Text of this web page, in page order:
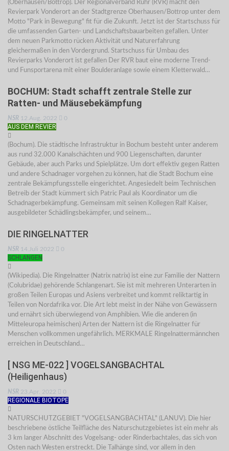
(Oberhausen/Bottrop). Der Regionalverband Ruhr (RVR) macht den
Revierpark Vonderort an der Stadtgrenze Oberhausen/Bottrop unter dem
Motto "Park in Bewegung" fit für die Zukunft. Jetzt ist der Startschuss für
die umfassenden Garten- und Landschaftsbauarbeiten gefallen. Unter
dem neuen Parkmotto rücken Aktivität und Naturerfahrung
gleichermaßen in den Vordergrund. Startschuss für Umbau des
Revierparks Vonderort ist gefallen Der RVR baut eine moderne Trend-
und Funsportarena mit einer Boulderanlage sowie einem Kletterwald…
BOCHUM: Stadt schafft zentrale Stelle zur
Ratten- und Mäusebekämpfung
NSR 12.Aug. 2022 0
AUS DEM REVIER
(Bochum). Die städtische Infrastruktur in Bochum besteht unter anderem
aus rund 32.000 Kanalschächten und 900 Liegenschaften, darunter
Gebäude, aber auch Parks und Spielplätze. Um dort effektiv gegen Ratten
und andere Schadnager vorgehen zu können, hat die Stadt Bochum eine
zentrale Bekämpfungsstelle eingerichtet. Angesiedelt beim Technischen
Betreib der Stadt kümmert sich Patric Paul als Koordinator um die
Schadnagerbekämpfung. Gemeinsam mit seinen Kollegen Ralf Kaiser,
ausgebildeter Schädlingsbekämpfer, und seinem…
DIE RINGELNATTER
NSR 14.Juli 2022 0
SCHLANGEN
(Wikipedia). Die Ringelnatter (Natrix natrix) ist eine zur Familie der Nattern
(Colubridae) gehörende Schlangenart. Sie ist mit mehreren Unterarten in
großen Teilen Europas und Asiens verbreitet und kommt reliktartig in
Teilen von Nordafrika vor. Die Art lebt meist in der Nähe von Gewässern
und ernährt sich überwiegend von Amphibien. Wie die anderen (in
Mitteleuropa heimischen) Arten der Nattern ist die Ringelnatter für
Menschen vollkommen ungefährlich. MERKMALE Ringelnattermännchen
erreichen in Deutschland…
[ NSG ME-022 ] VOGELSANGBACHTAL
(Heiligenhaus)
NSR 23.Apr. 2022 0
REGIONALE BIOTOPE
NATURSCHUTZGEBIET "VOGELSANGBACHTAL" (LANUV). Die hier
beschriebene östliche Teilfläche des Naturschutzgebietes ist ein mehr als
3 km langer Abschnitt des Vogelsang- oder Rinderbachtales, das sich von
Osten nach Westen erstreckt. Die Talhänge sind, vor allem in den